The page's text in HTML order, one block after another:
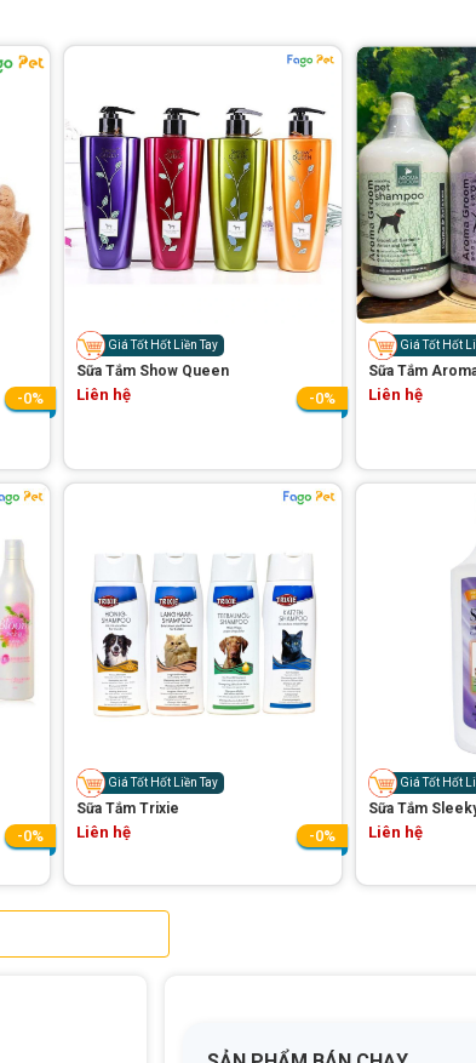
-0%
Giá Tốt Hốt Liền Tay
Sữa Tắm Show Queen
Liên hệ -0%
Giá Tốt Hốt
Sữa Tắm
Liên hệ
-0%
Giá Tốt Hốt Liền Tay
Sữa Tắm Trixie
Liên hệ -0%
Giá Tốt Hốt
Sữa Tắm
Liên hệ